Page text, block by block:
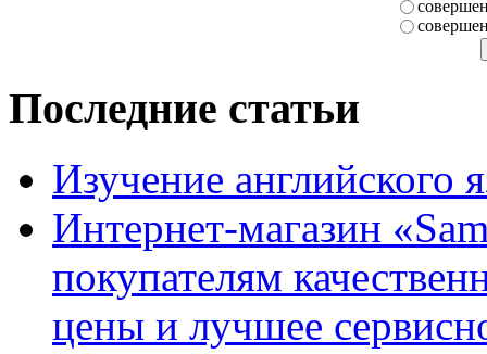
Последние статьи
Изучение английского
Интернет-магазин
покупателям
цены и лучшее